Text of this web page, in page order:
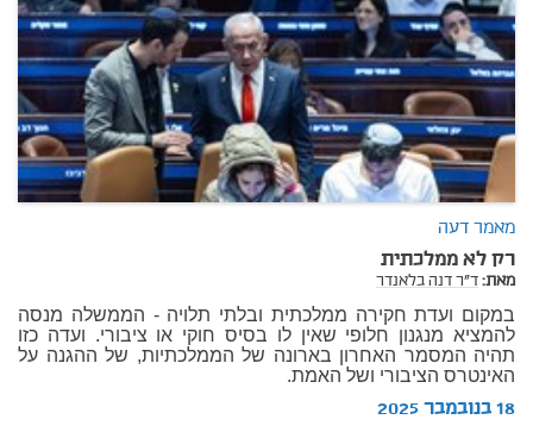
מאמר דעה
רק לא ממלכתית
מאת:ד"ר דנה בלאנדר
במקום ועדת חקירה ממלכתית ובלתי תלויה - הממשלה מנסה
להמציא מנגנון חלופי שאין לו בסיס חוקי או ציבורי. ועדה כזו
תהיה המסמר האחרון בארונה של הממלכתיות, של ההגנה על
האינטרס הציבורי ושל האמת.
18 בנובמבר 2025